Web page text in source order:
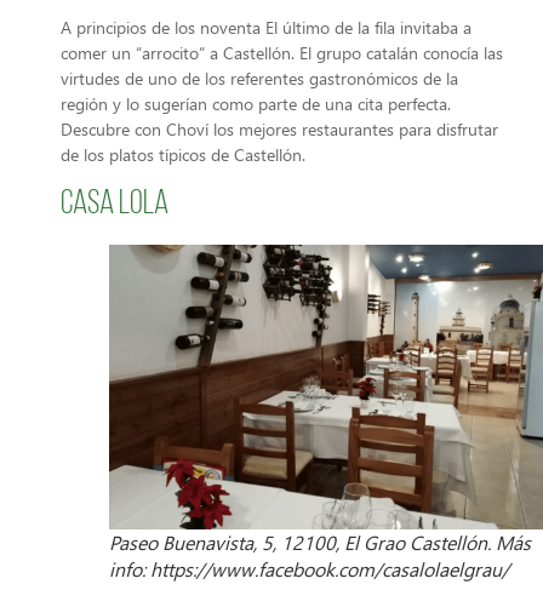
A principios de los noventa El último de la fila invitaba a
comer un “arrocito” a Castellón. El grupo catalán conocía las
virtudes de uno de los referentes gastronómicos de la
región y lo sugerían como parte de una cita perfecta.
Descubre con Choví los mejores restaurantes para disfrutar
de los platos típicos de Castellón.
Casa Lola
Paseo Buenavista, 5, 12100, El Grao Castellón. Más
info: https://www.facebook.com/casalolaelgrau/